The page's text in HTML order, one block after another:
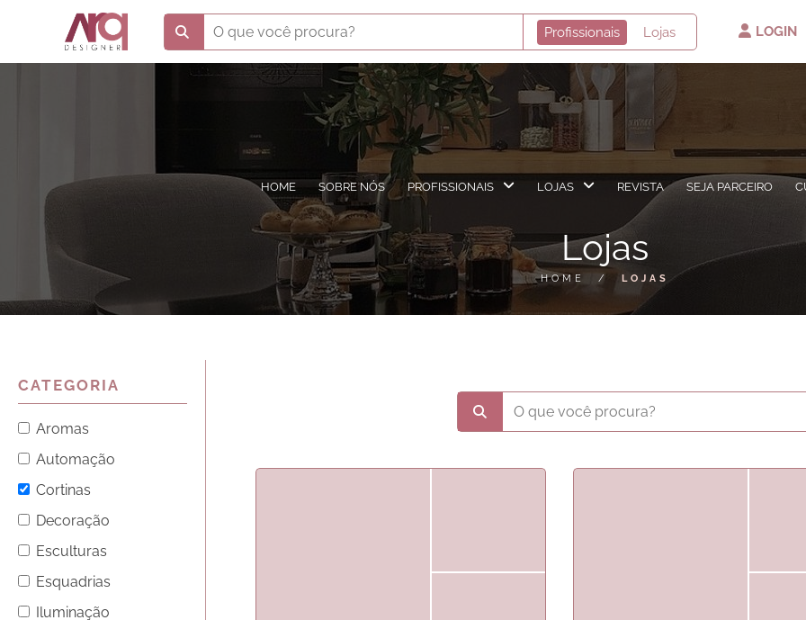
Profissionais Lojas LOGIN
HOME SOBRE NÓS PROFISSIONAIS LOJAS REVISTA SEJA PARCEIRO
HOME / LOJAS
CATEGORIA
Aromas
Automação
Cortinas
Decoração
Esculturas
Esquadrias
Iluminação
Lojas